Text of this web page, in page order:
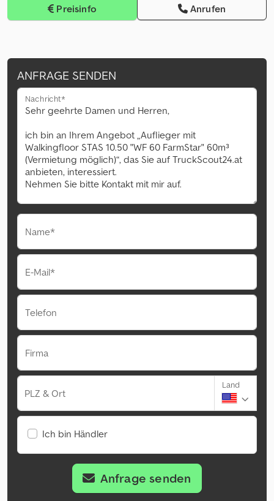
Preisinfo Anrufen
ANFRAGE SENDEN
Nachricht*
Name*
E-Mail*
Telefon
Firma
PLZ & Ort
Land
Ich bin Händler
Anfrage senden